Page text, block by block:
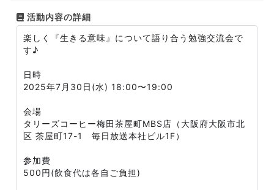
活動内容の詳細
楽しく『生きる意味』について語り合う勉強交流会で
す♪
日時
2025年7月30日(水) 18:00〜19:00
会場
タリーズコーヒー梅田茶屋町MBS店（大阪府大阪市北
区 茶屋町17-1 毎日放送本社ビル1F）
参加費
500円(飲食代は各自ご負担)